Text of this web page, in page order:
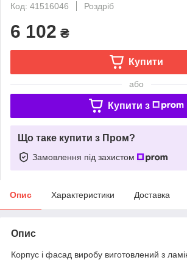
Код: 41516046
Роздріб
6 102 ₴
Купити
або
Купити з
Що таке купити з Пром?
Замовлення під захистом
Опис Характеристики Доставка
Опис
Корпус і фасад виробу виготовлений з